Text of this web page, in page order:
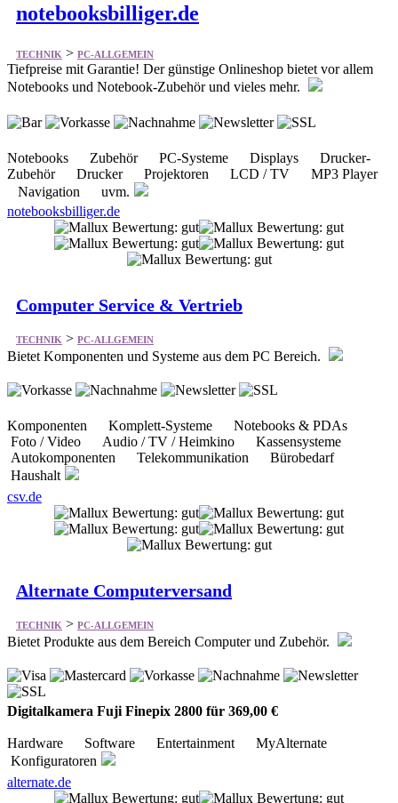
notebooksbilliger.de
TECHNIK > PC-ALLGEMEIN
Tiefpreise mit Garantie! Der günstige Onlineshop bietet vor allem
Notebooks und Notebook-Zubehör und vieles mehr.
Notebooks Zubehör PC-Systeme Displays Drucker-
Zubehör Drucker Projektoren LCD / TV MP3 Player
Navigation uvm.
notebooksbilliger.de
Computer Service & Vertrieb
TECHNIK > PC-ALLGEMEIN
Bietet Komponenten und Systeme aus dem PC Bereich.
Komponenten Komplett-Systeme Notebooks & PDAs
Foto / Video Audio / TV / Heimkino Kassensysteme
Autokomponenten Telekommunikation Bürobedarf
Haushalt
csv.de
Alternate Computerversand
TECHNIK > PC-ALLGEMEIN
Bietet Produkte aus dem Bereich Computer und Zubehör.
Digitalkamera Fuji Finepix 2800 für 369,00 €
Hardware Software Entertainment MyAlternate
Konfiguratoren
alternate.de